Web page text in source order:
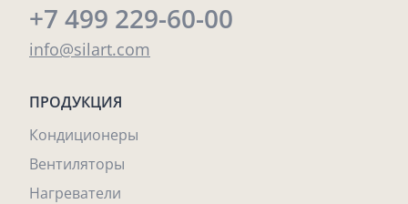
+7 499 229-60-00
info@silart.com
ПРОДУКЦИЯ
Кондиционеры
Вентиляторы
Нагреватели